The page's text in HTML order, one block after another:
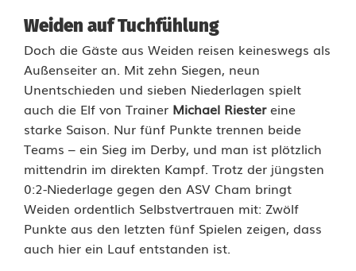
y
a
u
f
A
u
g
e
n
Weiden auf Tuchfühlung
Doch die Gäste aus Weiden reisen keineswegs als
Außenseiter an. Mit zehn Siegen, neun
Unentschieden und sieben Niederlagen spielt
auch die Elf von Trainer Michael Riestereine
starke Saison. Nur fünf Punkte trennen beide
Teams – ein Sieg im Derby, und man ist plötzlich
mittendrin im direkten Kampf. Trotz der jüngsten
0:2-Niederlage gegen den ASV Cham bringt
Weiden ordentlich Selbstvertrauen mit: Zwölf
Punkte aus den letzten fünf Spielen zeigen, dass
auch hier ein Lauf entstanden ist.